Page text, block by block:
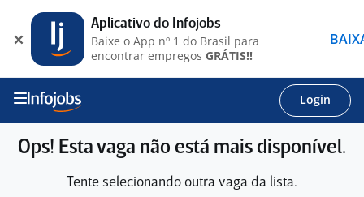
Login
Ops! Esta vaga não está mais disponível.
Tente selecionando outra vaga da lista.
Aplicativo do Infojobs
Baixe o App nº 1 do Brasil para
encontrar empregos GRÁTIS!!